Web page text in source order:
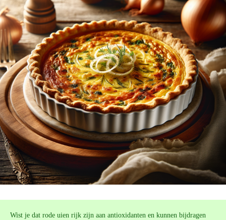
Wist je dat rode uien rijk zijn aan antioxidanten en kunnen bijdragen